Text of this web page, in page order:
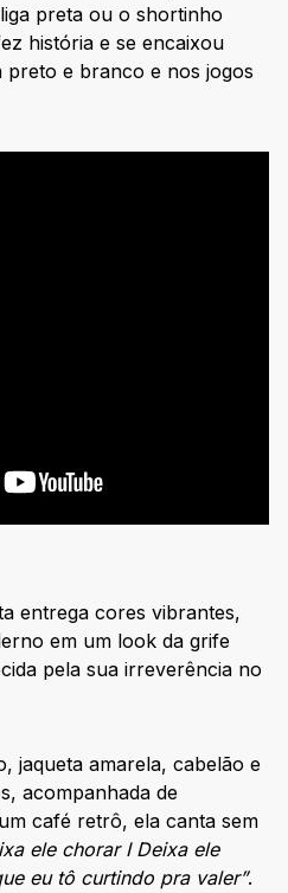
preta ou o shortinho
história e se encaixou
preto e branco e nos jogos
entrega cores vibrantes,
em um look da grife
pela sua irreverência no
jaqueta amarela, cabelão e
acompanhada de
café retrô, ela canta sem
ele chorar I Deixa ele
eu tô curtindo pra valer”.